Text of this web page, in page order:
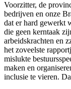
Voorzitter, de
bedrijven en onze
dat er hard gewerkt
die geen kerntaak
arbeidskrachten en
het zoveelste
mislukte
maken en
inclusie te vieren.